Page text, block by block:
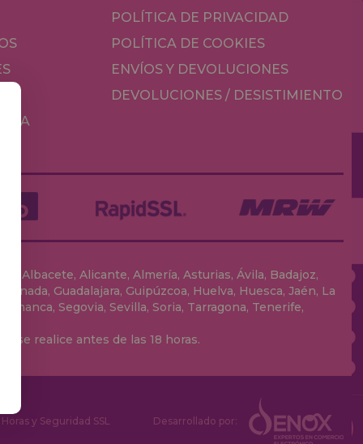
POLÍTICA DE PRIVACIDAD
POLÍTICA DE COOKIES
ENVÍOS Y DEVOLUCIONES
DEVOLUCIONES / DESISTIMIENTO
Albacete, Alicante, Almería, Asturias, Ávila, Badajoz,
Guadalajara, Guipúzcoa, Huelva, Huesca, Jaén, La
Segovia, Sevilla, Soria, Tarragona, Tenerife,
se realice antes de las 18 horas.
y Seguridad SSL Desarrollado por: